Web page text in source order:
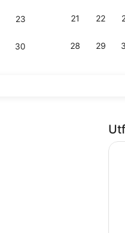
23
30
21 22
28 29